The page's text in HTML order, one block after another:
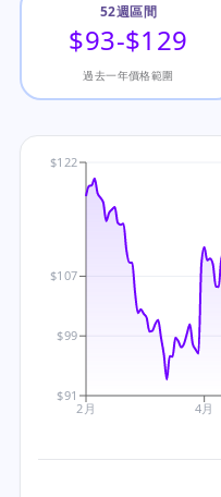
52週區間
$93-$129
過去一年價格範圍
2月 4月
$91
$99
$107
$122